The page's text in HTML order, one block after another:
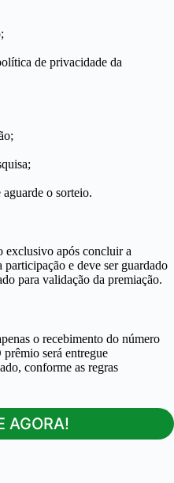
de privacidade da
aguarde o sorteio.
exclusivo após concluir a
e deve ser guardado
para validação da premiação.
o recebimento do número
será entregue
conforme as regras
AGORA!